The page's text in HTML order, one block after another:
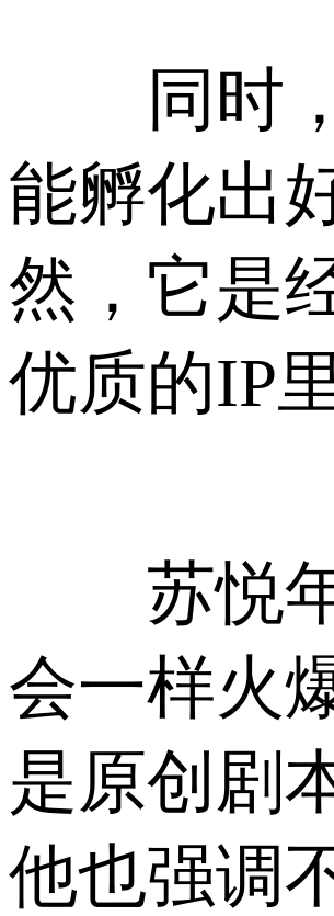
同时，
能孵化出
然，它是
优质的IP
苏悦年
会一样火
是原创剧
他也强调